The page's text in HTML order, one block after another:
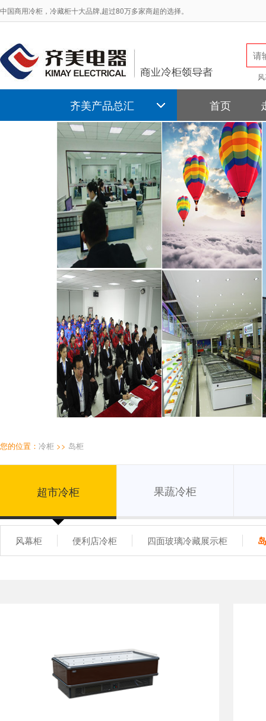
中国商用冷柜，冷藏柜十大品牌,超过80万多家商超的选择。
齐美产品总汇 首页
您的位置： 冷柜 >> 岛柜
超市冷柜 果蔬冷柜
风幕柜 便利店冷柜 四面玻璃冷藏展示柜